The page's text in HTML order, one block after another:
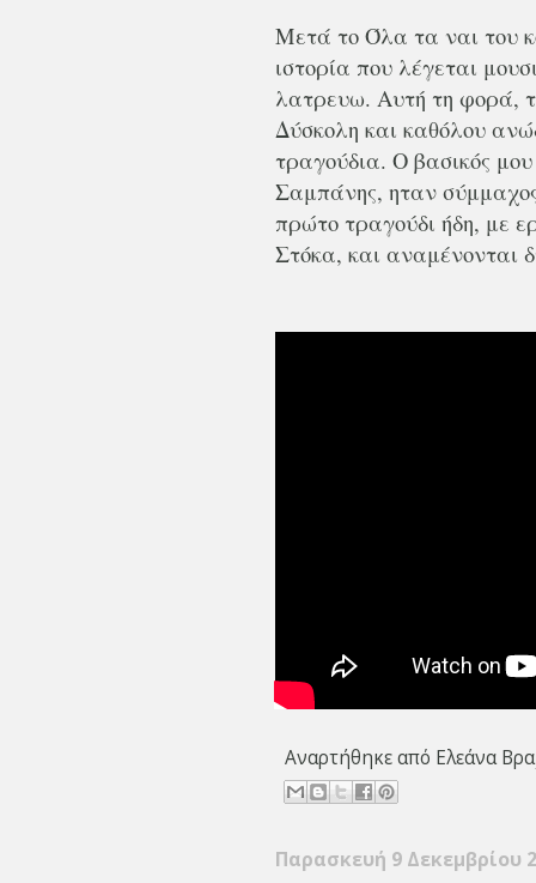
Μετά το Όλα τα ναι του
ιστορία που λέγεται
λατρευω. Αυτή τη φορά,
Δύσκολη και καθόλου
τραγούδια. Ο βασικός
Σαμπάνης, ηταν
πρώτο τραγούδι ήδη, με
Στόκα, και αναμένονται
Αναρτήθηκε από Ελεάνα
Παρασκευή 9 Δεκεμβρίου